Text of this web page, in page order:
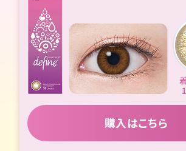
購入はこちら